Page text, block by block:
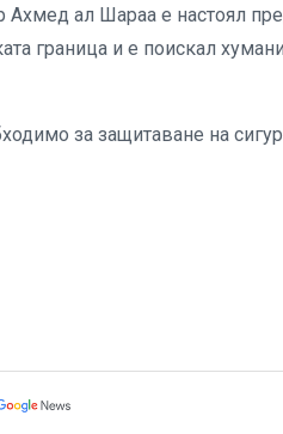
Ахмед ал Шараа е настоял
граница и е поискал
за защитаване на